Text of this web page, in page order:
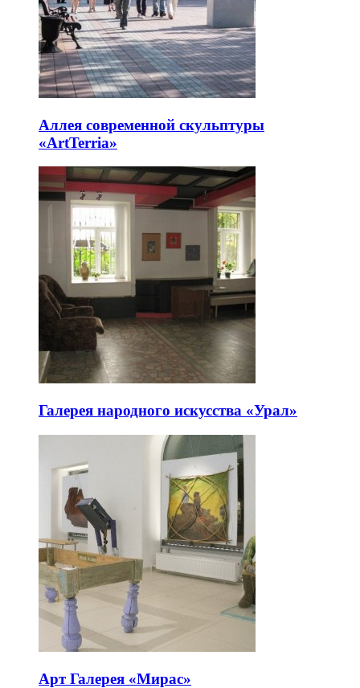
Аллея современной скульптуры
«ArtTerria»
Галерея народного искусства «Урал»
Арт Галерея «Мирас»